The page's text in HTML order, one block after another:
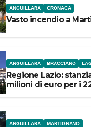
ANGUILLARA CRONACA
Vasto incendio a
ANGUILLARA BRACCIANO
Regione Lazio:
milioni di euro per i
ANGUILLARA MARTIGNANO